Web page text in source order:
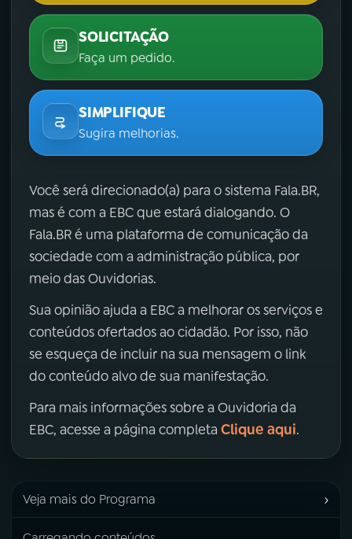
SOLICITAÇÃO
Faça um pedido.
SIMPLIFIQUE
Sugira melhorias.
Você será direcionado(a) para o sistema Fala.BR,
mas é com a EBC que estará dialogando. O
Fala.BR é uma plataforma de comunicação da
sociedade com a administração pública, por
meio das Ouvidorias.
Sua opinião ajuda a EBC a melhorar os serviços e
conteúdos ofertados ao cidadão. Por isso, não
se esqueça de incluir na sua mensagem o link
do conteúdo alvo de sua manifestação.
Para mais informações sobre a Ouvidoria da
EBC, acesse a página completa Clique aqui.
Veja mais do Programa ›